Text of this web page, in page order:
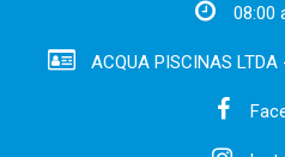
08:00
ACQUA PISCINAS